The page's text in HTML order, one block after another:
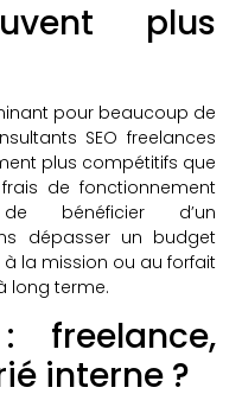
plus
pour beaucoup de
SEO freelances
plus compétitifs que
de fonctionnement
bénéficier d’un
dépasser un budget
la mission ou au forfait
long terme.
freelance,
interne ?